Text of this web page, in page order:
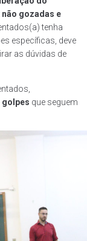
gozadas e
tenha
específicas, deve
as dúvidas de
golpes que seguem